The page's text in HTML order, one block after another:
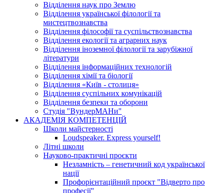
Відділення наук про Землю
Відділення української філології та
мистецтвознавства
Відділення філософії та суспільствознавства
Відділення екології та аграрних наук
Відділення іноземної філології та зарубіжної
літератури
Відділення інформаційних технологій
Відділення хімії та біології
Відділення «Київ - столиця»
Відділення суспільних комунікацій
Відділення безпеки та оборони
Студія "ВундерМАНи"
АКАДЕМІЯ КОМПЕТЕНЦІЙ
Школи майстерності
Loudspeaker. Express yourself!
Літні школи
Науково-практичні проєкти
Незламність – генетичний код української
нації
Профорієнтаційний проєкт "Відверто про
професії"